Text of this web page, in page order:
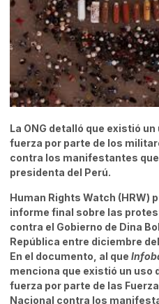
La ONG detalló que existió
fuerza por parte de los
contra los manifestantes
presidenta del Perú.
Human Rights Watch (HRW)
informe final sobre las
contra el Gobierno de Dina
República entre diciembre
En el documento, al que
menciona que existió un uso
fuerza por parte de las
Nacional contra los